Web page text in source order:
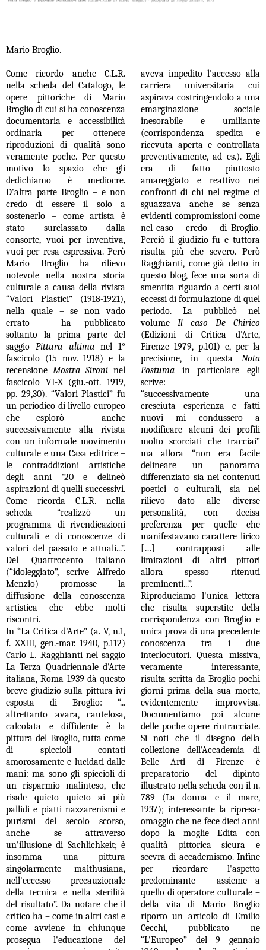
Mario Broglio.
Come ricordo anche C.L.R.
nella scheda del Catalogo, le
opere pittoriche di Mario
Broglio di cui si ha conoscenza
documentaria e accessibilità
ordinaria per ottenere
riproduzioni di qualità sono
veramente poche. Per questo
motivo lo spazio che gli
dedichiamo è mediocre.
D'altra parte Broglio – e non
credo di essere il solo a
sostenerlo – come artista è
stato surclassato dalla
consorte, vuoi per inventiva,
vuoi per resa espressiva. Però
Mario Broglio ha rilievo
notevole nella nostra storia
culturale a causa della rivista
“Valori Plastici” (1918-1921),
nella quale – se non vado
errato – ha pubblicato
soltanto la prima parte del
saggioPittura ultimanel 1°
fascicolo (15 nov. 1918) e la
recensioneMostra Sironinel
fascicolo VI-X (giu.-ott. 1919,
pp. 29,30). “Valori Plastici” fu
un periodico di livello europeo
che esplorò – anche
successivamente alla rivista
con un informale movimento
culturale e una Casa editrice –
le contraddizioni artistiche
degli anni '20 e delineò
aspirazioni di quelli successivi.
Come ricorda C.L.R. nella
scheda “realizzò un
programma di rivendicazioni
culturali e di conoscenze di
valori del passato e attuali...”.
Del Quattrocento italiano
(“idoleggiato”, scrive Alfredo
Menzio) promosse la
diffusione della conoscenza
artistica che ebbe molti
riscontri.
In “La Critica d'Arte” (a. V, n.1,
f. XXIII, gen.-mar. 1940, p.112)
Carlo L. Ragghianti nel saggio
La Terza Quadriennale d'Arte
italiana, Roma 1939 dà questo
breve giudizio sulla pittura ivi
esposta di Broglio: “...
altrettanto avara, cautelosa,
calcolata e diffidente è la
pittura del Broglio, tutta come
di spiccioli contati
amorosamente e lucidati dalle
mani: ma sono gli spiccioli di
un risparmio malinteso, che
risale quieto quieto ai più
pallidi e piatti nazzarenismi e
purismi del secolo scorso,
anche se attraverso
un'illusione di Sachlichkeit; è
insomma una pittura
singolarmente malthusiana,
nell'eccesso precauzionale
della tecnica e nella sterilità
del risultato”. Da notare che il
critico ha – come in altri casi e
come avviene in chiunque
prosegua l'educazione del
aveva impedito l'accesso alla
carriera universitaria cui
aspirava costringendolo a una
emarginazione sociale
inesorabile e umiliante
(corrispondenza spedita e
ricevuta aperta e controllata
preventivamente, ad es.). Egli
era di fatto piuttosto
amareggiato e reattivo nei
confronti di chi nel regime ci
sguazzava anche se senza
evidenti compromissioni come
nel caso – credo – di Broglio.
Perciò il giudizio fu e tuttora
risulta più che severo. Però
Ragghianti, come già detto in
questo blog, fece una sorta di
smentita riguardo a certi suoi
eccessi di formulazione di quel
periodo. La pubblicò nel
volume Il caso De Chirico
(Edizioni di Critica d'Arte,
Firenze 1979, p.101) e, per la
precisione, in questa Nota
Postumain particolare egli
scrive:
“successivamente una
cresciuta esperienza e fatti
nuovi mi condussero a
modificare alcuni dei profili
molto scorciati che tracciai”
ma allora “non era facile
delineare un panorama
differenziato sia nei contenuti
poetici o culturali, sia nel
rilievo dato alle diverse
personalità, con decisa
preferenza per quelle che
manifestavano carattere lirico
[…] contrapposti alle
limitazioni di altri pittori
allora spesso ritenuti
preminenti...”.
Riproduciamo l'unica lettera
che risulta superstite della
corrispondenza con Broglio e
unica prova di una precedente
conoscenza tra i due
interlocutori. Questa missiva,
veramente interessante,
risulta scritta da Broglio pochi
giorni prima della sua morte,
evidentemente improvvisa.
Documentiamo poi alcune
delle poche opere rintracciate.
Si noti che il disegno della
collezione dell'Accademia di
Belle Arti di Firenze è
preparatorio del dipinto
illustrato nella scheda con il n.
789 (La donna e il mare,
1937); interessante la ripresa-
omaggio che ne fece dieci anni
dopo la moglie Edita con
qualità pittorica sicura e
scevra di accademismo. Infine
per ricordare l'aspetto
predominante – assieme a
quello di operatore culturale –
della vita di Mario Broglio
riporto un articolo di Emilio
Cecchi, pubblicato ne
“L'Europeo” del 9 gennaio